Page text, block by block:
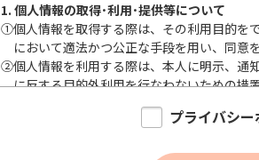
1. 個人情報の取得･利用･提供等について
①個人情報を取得する際は、その利用目的を
において適法かつ公正な手段を用い、同意
②個人情報を利用する際は、本人に明示、通
に反する目的外利用を行なわないための措
個人情報を第三者に提供またはその取扱い
内で、適法にこれを行います。プライバシー